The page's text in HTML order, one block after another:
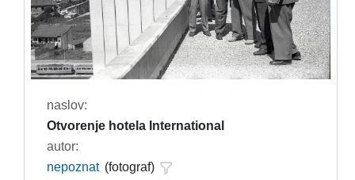
naslov:
Otvorenje hotela International
autor:
nepoznat (fotograf)